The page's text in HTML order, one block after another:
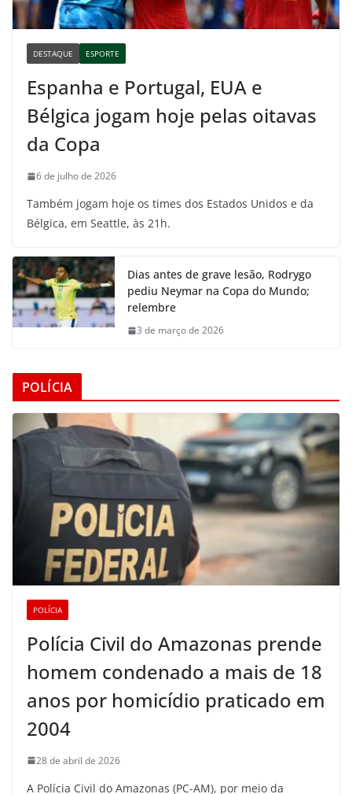
DESTAQUE ESPORTE
Espanha e Portugal, EUA e
Bélgica jogam hoje pelas oitavas
da Copa
6 de julho de 2026
Também jogam hoje os times dos Estados Unidos e da
Bélgica, em Seattle, às 21h.
Dias antes de grave lesão, Rodrygo
pediu Neymar na Copa do Mundo;
relembre
3 de março de 2026
POLÍCIA
POLÍCIA
Polícia Civil do Amazonas prende
homem condenado a mais de 18
anos por homicídio praticado em
2004
28 de abril de 2026
A Polícia Civil do Amazonas (PC-AM), por meio da